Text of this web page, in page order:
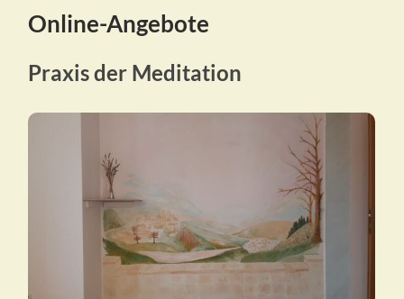
Online-Angebote
Praxis der Meditation